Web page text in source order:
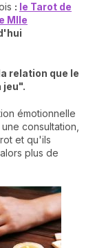
: le Tarot de
Mlle
relation que le
jeu".
émotionnelle
consultation,
et qu'ils
plus de